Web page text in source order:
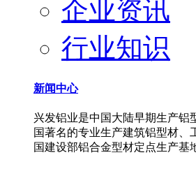
企业资讯
行业知识
新闻中心
兴发铝业是中国大陆早期生产铝
国著名的专业生产建筑铝型材、
国建设部铝合金型材定点生产基